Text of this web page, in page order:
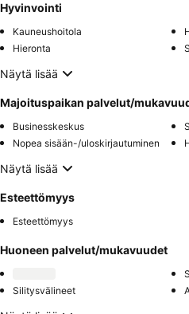
Hyvinvointi
Kauneushoitola
Hieronta
Näytä lisää
Majoituspaikan palvelut/
Businesskeskus
Nopea sisään-/uloskirjautuminen
Näytä lisää
Esteettömyys
Esteettömyys
Huoneen palvelut/mukavuudet
Silitysvälineet